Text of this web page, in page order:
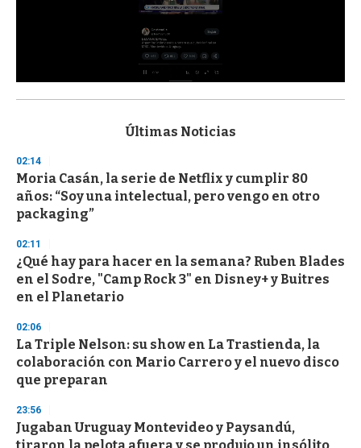
s
d
s
o
f
3
s
e
c
o
n
s
Últimas Noticias
02:14
Moria Casán, la serie de Netflix y cumplir 80
años: “Soy una intelectual, pero vengo en otro
packaging”
02:11
¿Qué hay para hacer en la semana? Ruben Blades
en el Sodre, "Camp Rock 3" en Disney+ y Buitres
en el Planetario
02:06
La Triple Nelson: su show en La Trastienda, la
colaboración con Mario Carrero y el nuevo disco
que preparan
23:56
Jugaban Uruguay Montevideo y Paysandú,